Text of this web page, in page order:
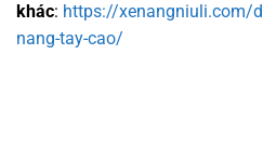
khác: https://xenangniuli.com/
nang-tay-cao/